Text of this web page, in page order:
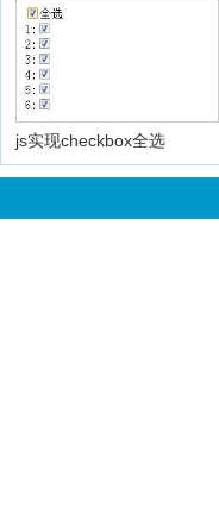
js实现checkbox全选